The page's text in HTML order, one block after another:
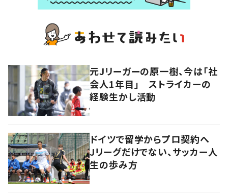
元Jリーガーの原一樹、今は「社
会人1年目」 ストライカーの
経験生かし活動
ドイツで留学からプロ契約へ
Jリーグだけでない、サッカー人
生の歩み方